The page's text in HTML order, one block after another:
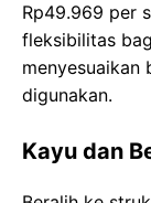
Rp49.969 per
fleksibilitas
menyesuaikan
digunakan.
Kayu dan